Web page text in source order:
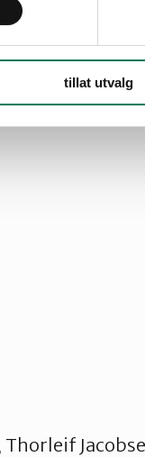
tillat utvalg